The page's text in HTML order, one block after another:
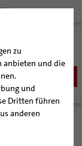
zu
anbieten und die
und
Dritten führen
anderen